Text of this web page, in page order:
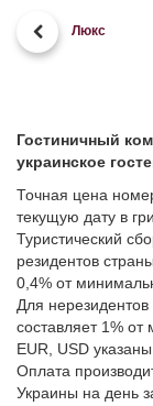
Люкс
Гостиничный
украинское
Точная цена
текущую дату в
Туристический
резидентов
0,4% от
Для нерезидентов
составляет 1%
EUR, USD
Оплата
Украины на день